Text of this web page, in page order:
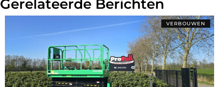
Gerelateerde Berichten
VERBOUWEN